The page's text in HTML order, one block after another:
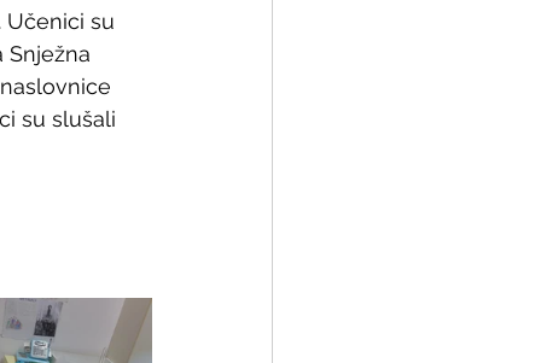
Učenici su
Snježna
su slušali